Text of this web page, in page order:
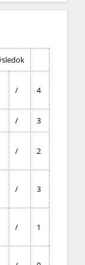
/ 4
/ 3
/ 2
/ 3
/ 1